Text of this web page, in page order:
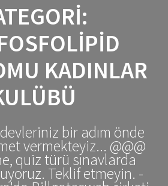
KADINLAR
bir adım önde
vermekteyiz... @@@
quiz türü sınavlarda
Teklif etmeyin. -